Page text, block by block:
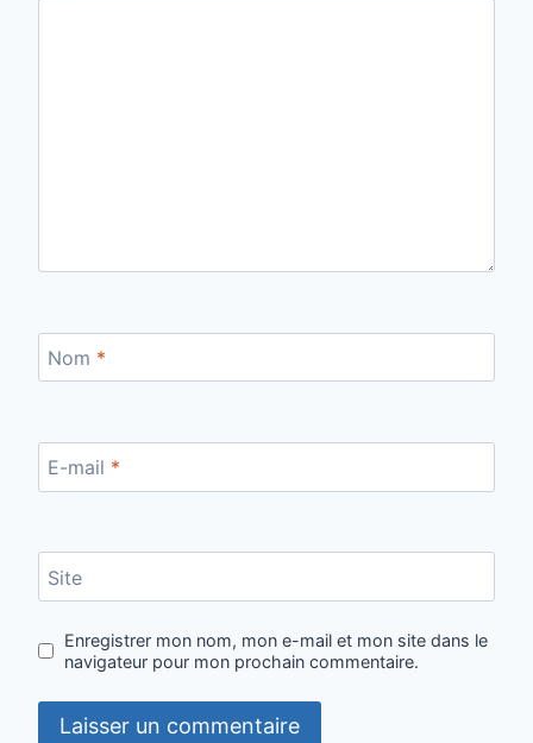
Nom *
E-mail *
Site
Enregistrer mon nom, mon e-mail et mon site dans le
navigateur pour mon prochain commentaire.